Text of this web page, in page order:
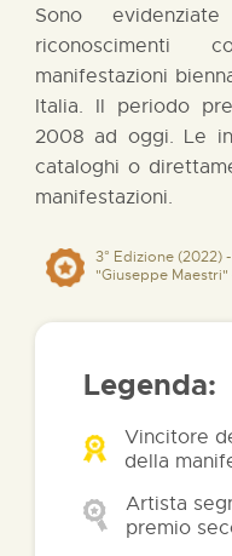
Sono
riconoscimenti
manifestazioni
Italia. Il periodo
2008 ad oggi. Le
cataloghi o
manifestazioni.
3° Edizione (2022)
"Giuseppe
Legenda:
Vincitore
della
Artista
premio